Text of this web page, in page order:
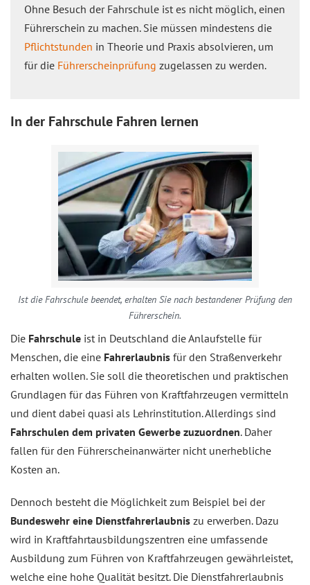
Ohne Besuch der Fahrschule ist es nicht möglich, einen
Führerschein zu machen. Sie müssen mindestens die
Pflichtstunden in Theorie und Praxis absolvieren, um
für die Führerscheinprüfung zugelassen zu werden.
In der Fahrschule Fahren lernen
Ist die Fahrschule beendet, erhalten Sie nach bestandener Prüfung den
Führerschein.
Die Fahrschule ist in Deutschland die Anlaufstelle für
Menschen, die eine Fahrerlaubnis für den Straßenverkehr
erhalten wollen. Sie soll die theoretischen und praktischen
Grundlagen für das Führen von Kraftfahrzeugen vermitteln
und dient dabei quasi als Lehrinstitution. Allerdings sind
Fahrschulen dem privaten Gewerbe zuzuordnen. Daher
fallen für den Führerscheinanwärter nicht unerhebliche
Kosten an.
Dennoch besteht die Möglichkeit zum Beispiel bei der
Bundeswehr eine Dienstfahrerlaubnis zu erwerben. Dazu
wird in Kraftfahrtausbildungszentren eine umfassende
Ausbildung zum Führen von Kraftfahrzeugen gewährleistet,
welche eine hohe Qualität besitzt. Die Dienstfahrerlaubnis